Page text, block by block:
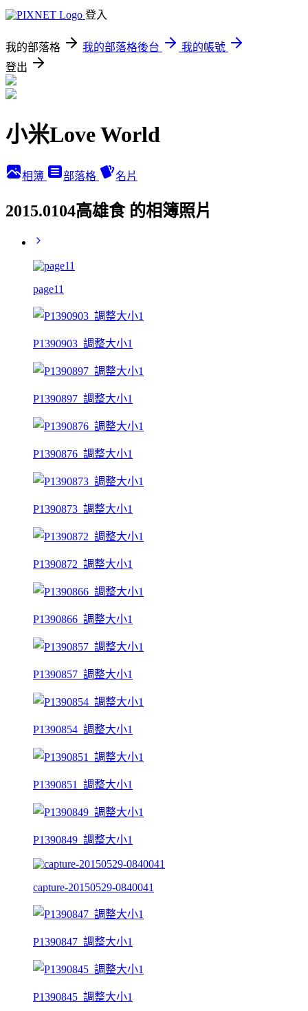
登入
我的部落格 我的部落格後台
我的帳號
登出
小米Love World
相簿 部落格 名片
2015.0104高雄食 的相簿照片
page11
P1390903_調整大小1
P1390897_調整大小1
P1390876_調整大小1
P1390873_調整大小1
P1390872_調整大小1
P1390866_調整大小1
P1390857_調整大小1
P1390854_調整大小1
P1390851_調整大小1
P1390849_調整大小1
capture-20150529-0840041
P1390847_調整大小1
P1390845_調整大小1